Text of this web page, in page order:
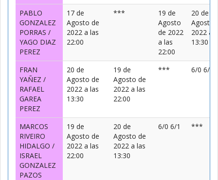
PABLO
GONZALEZ
PORRAS /
YAGO DIAZ
PEREZ
17 de
Agosto de
2022 a las
22:00
***
19 de
Agosto
de 2022
a las
22:00
20 de
Agosto
2022 a
13:30
FRAN
YAÑEZ /
RAFAEL
GAREA
PEREZ
20 de
Agosto de
2022 a las
13:30
19 de
Agosto de
2022 a las
22:00
*** 6/0 6/1
MARCOS
RIVEIRO
HIDALGO /
ISRAEL
GONZALEZ
PAZOS
19 de
Agosto de
2022 a las
22:00
20 de
Agosto de
2022 a las
13:30
6/0 6/1 ***